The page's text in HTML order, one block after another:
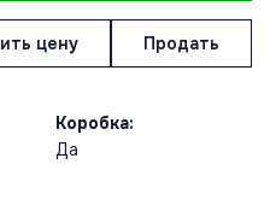
цену Продать
Коробка:
Да